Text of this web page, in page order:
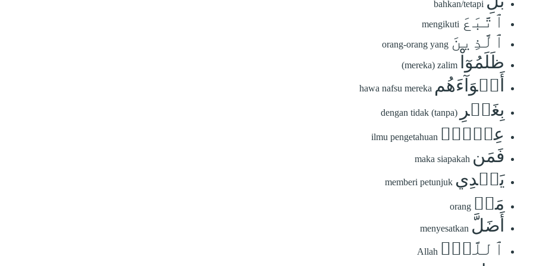
bahkan/tetapi
ٱتَّبَعَ mengikuti
ٱلَّذِينَ orang-orang yang
ظَلَمُوٓاْ (mereka) zalim
أَهۡوَآءَهُم hawa nafsu mereka
بِغَيۡرِ dengan tidak (tanpa)
عِلۡمٖۖ ilmu pengetahuan
فَمَن maka siapakah
يَهۡدِي memberi petunjuk
مَنۡ orang
أَضَلَّ menyesatkan
ٱللَّهُۖ Allah